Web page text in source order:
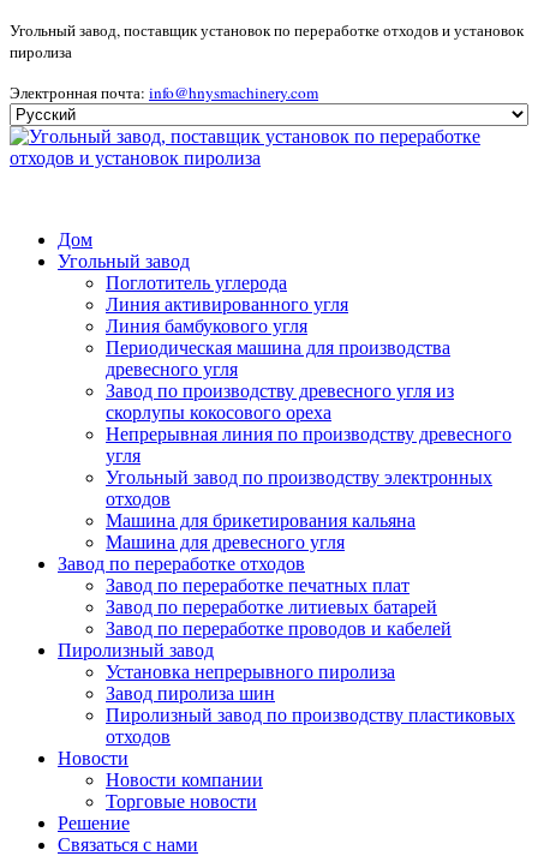
Угольный завод, поставщик установок по переработке отходов и установок
пиролиза
Электронная почта: info@hnysmachinery.com
Дом
Угольный завод
Поглотитель углерода
Линия активированного угля
Линия бамбукового угля
Периодическая машина для производства
древесного угля
Завод по производству древесного угля из
скорлупы кокосового ореха
Непрерывная линия по производству древесного
угля
Угольный завод по производству электронных
отходов
Машина для брикетирования кальяна
Машина для древесного угля
Завод по переработке отходов
Завод по переработке печатных плат
Завод по переработке литиевых батарей
Завод по переработке проводов и кабелей
Пиролизный завод
Установка непрерывного пиролиза
Завод пиролиза шин
Пиролизный завод по производству пластиковых
отходов
Новости
Новости компании
Торговые новости
Решение
Связаться с нами